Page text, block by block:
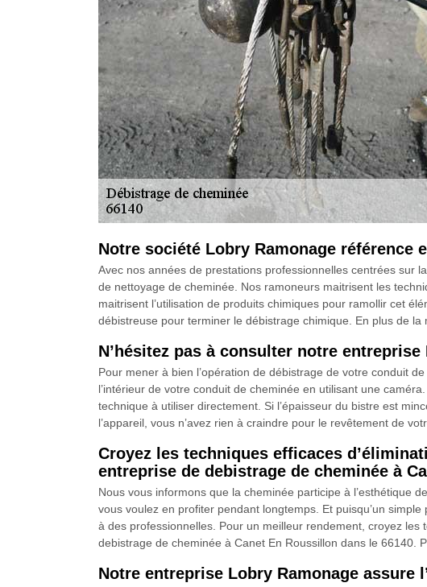
Notre société Lobry Ramonage
Avec nos années de prestations professionnelles centrées sur
de nettoyage de cheminée. Nos ramoneurs maitrisent les
maitrisent l’utilisation de produits chimiques pour ramollir cet
débistreuse pour terminer le débistrage chimique. En plus de
N’hésitez pas à consulter notre
Pour mener à bien l’opération de débistrage de votre conduit
l’intérieur de votre conduit de cheminée en utilisant une
technique à utiliser directement. Si l’épaisseur du bistre est
l’appareil, vous n’avez rien à craindre pour le revêtement de
Croyez les techniques efficaces
entreprise de debistrage de cheminée à
Nous vous informons que la cheminée participe à l’esthétique
vous voulez en profiter pendant longtemps. Et puisqu’un
à des professionnelles. Pour un meilleur rendement, croyez
debistrage de cheminée à Canet En Roussillon dans le 66140.
Notre entreprise Lobry Ramonage assure